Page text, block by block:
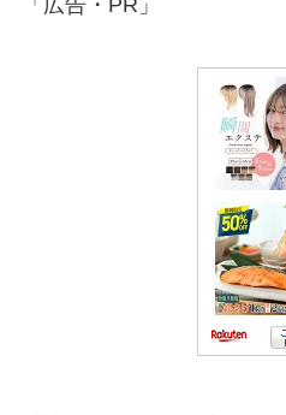
「広告・PR」